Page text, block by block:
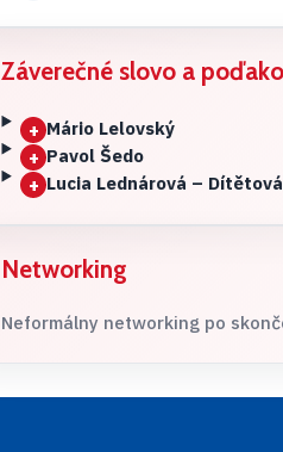
Záverečné slovo a
+ Mário Lelovský
+ Pavol Šedo
+ Lucia Lednárová – Dítětová
Networking
Neformálny networking po